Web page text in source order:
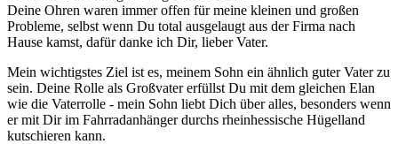
Deine Ohren waren immer offen für meine kleinen und großen
Probleme, selbst wenn Du total ausgelaugt aus der Firma nach
Hause kamst, dafür danke ich Dir, lieber Vater.
Mein wichtigstes Ziel ist es, meinem Sohn ein ähnlich guter Vater zu
sein. Deine Rolle als Großvater erfüllst Du mit dem gleichen Elan
wie die Vaterrolle - mein Sohn liebt Dich über alles, besonders wenn
er mit Dir im Fahrradanhänger durchs rheinhessische Hügelland
kutschieren kann.